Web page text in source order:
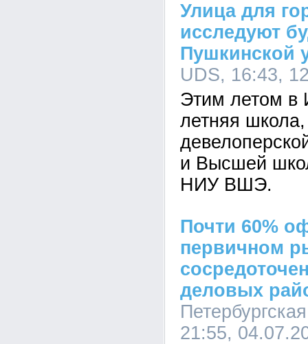
Улица для
исследуют
Пушкинской
UDS, 16:43,
Этим летом в
летняя
и Высшей
НИУ ВШЭ.
Почти 60%
первичном
деловых
21:55,